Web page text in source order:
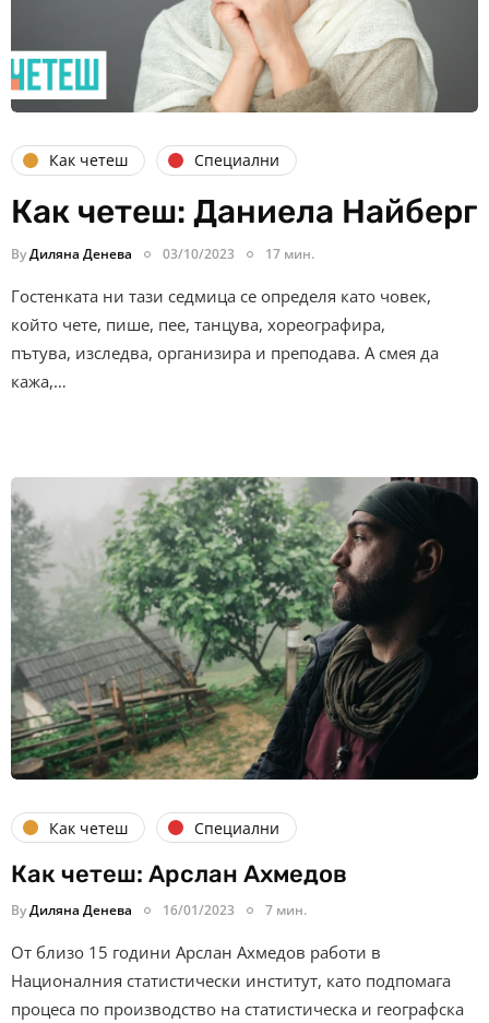
Как четеш Специални
Как четеш: Даниела Найберг
ByДиляна Денева 03/10/2023 17 мин.
Гостенката ни тази седмица се определя като човек,
който чете, пише, пее, танцува, хореографира,
пътува, изследва, организира и преподава. А смея да
кажа,…
Как четеш Специални
Как четеш: Арслан Ахмедов
ByДиляна Денева 16/01/2023 7 мин.
От близо 15 години Арслан Ахмедов работи в
Националния статистически институт, като подпомага
процеса по производство на статистическа и географска